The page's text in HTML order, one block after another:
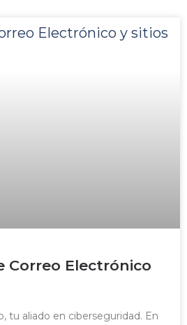
Correo Electrónico
tu aliado en ciberseguridad. En